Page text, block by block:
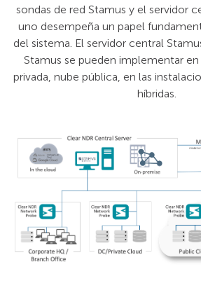
sondas de red Stamus y el servidor
uno desempeña un papel
del sistema. El servidor central
Stamus se pueden implementar
privada, nube pública, en las
híbridas.